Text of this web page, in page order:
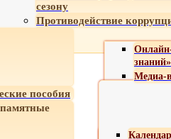
сезону
Противодействие
знаний»
Медиа-
пособия